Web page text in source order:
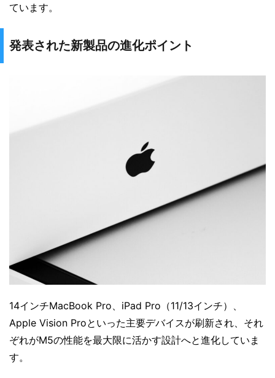
ています。
発表された新製品の進化ポイント
14インチMacBook Pro、iPad Pro（11/13インチ）、
Apple Vision Proといった主要デバイスが刷新され、それ
ぞれがM5の性能を最大限に活かす設計へと進化していま
す。